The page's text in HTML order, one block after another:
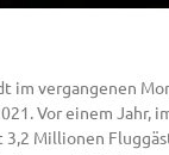
im vergangenen
Vor einem
Millionen